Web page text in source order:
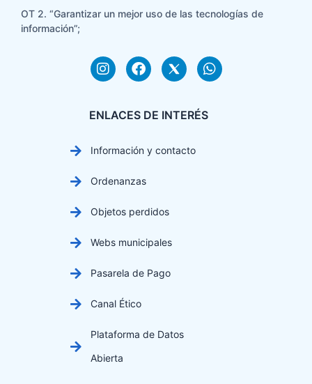
OT 2. “Garantizar un mejor uso de las tecnologías de
información”;
ENLACES DE INTERÉS
Información y contacto
Ordenanzas
Objetos perdidos
Webs municipales
Pasarela de Pago
Canal Ético
Plataforma de Datos
Abierta